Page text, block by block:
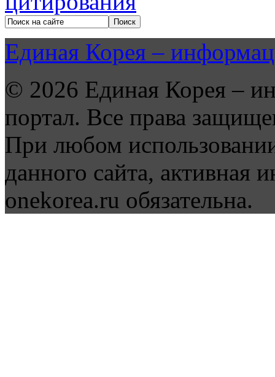
Единая Корея –
© 2026 Единая Корея –
портал. Все права
При любом
данного сайта, активная
onekorea.ru обязательна.